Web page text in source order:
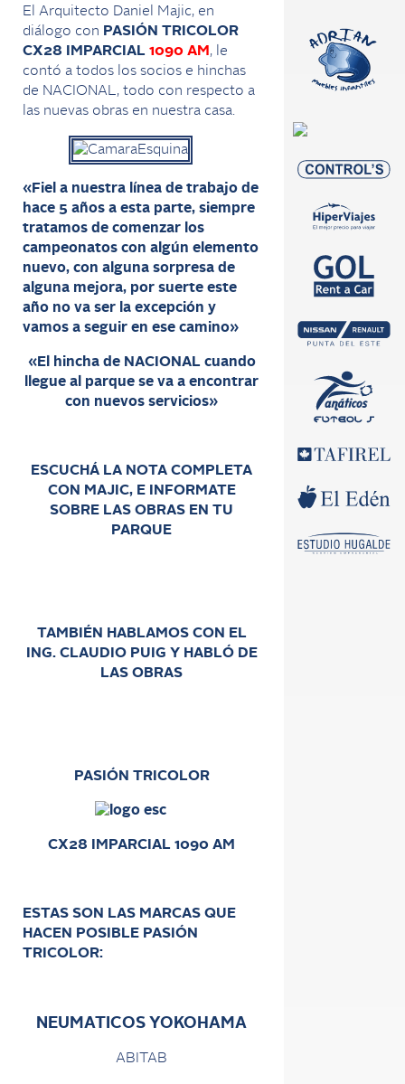
El Arquitecto Daniel Majic, en
diálogo con PASIÓN TRICOLOR
CX28 IMPARCIAL 1090 AM , le
contó a todos los socios e hinchas
de NACIONAL, todo con respecto a
las nuevas obras en nuestra casa.
«Fiel a nuestra línea de trabajo de
hace 5 años a esta parte, siempre
tratamos de comenzar los
campeonatos con algún elemento
nuevo, con alguna sorpresa de
alguna mejora, por suerte este
año no va ser la excepción y
vamos a seguir en ese camino»
«El hincha de NACIONAL cuando
llegue al parque se va a encontrar
con nuevos servicios»
ESCUCHÁ LA NOTA COMPLETA
CON MAJIC, E INFORMATE
SOBRE LAS OBRAS EN TU
PARQUE
TAMBIÉN HABLAMOS CON EL
ING. CLAUDIO PUIG Y HABLÓ DE
LAS OBRAS
PASIÓN TRICOLOR
CX28 IMPARCIAL 1090 AM
ESTAS SON LAS MARCAS QUE
HACEN POSIBLE PASIÓN
TRICOLOR:
NEUMATICOS YOKOHAMA
ABITAB